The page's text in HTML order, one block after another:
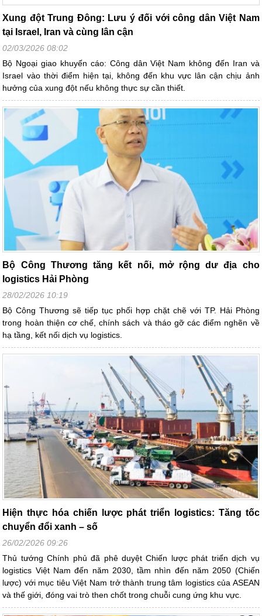
Xung đột Trung Đông: Lưu ý đối với công dân Việt Nam
tại Israel, Iran và cùng lân cận
02/03/2026 08:02
Bộ Ngoại giao khuyến cáo: Công dân Việt Nam không đến Iran và
Israel vào thời điểm hiện tại, không đến khu vực lân cận chịu ảnh
hưởng của xung đột nếu không thực sự cần thiết.
Bộ Công Thương tăng kết nối, mở rộng dư địa cho
logistics Hải Phòng
28/02/2026 10:19
Bộ Công Thương sẽ tiếp tục phối hợp chặt chẽ với TP. Hải Phòng
trong hoàn thiện cơ chế, chính sách và tháo gỡ các điểm nghẽn về
hạ tầng, kết nối dịch vụ logistics.
Hiện thực hóa chiến lược phát triển logistics: Tăng tốc
chuyển đổi xanh – số
26/02/2026 09:26
Thủ tướng Chính phủ đã phê duyệt Chiến lược phát triển dịch vụ
logistics Việt Nam đến năm 2030, tầm nhìn đến năm 2050 (Chiến
lược) với mục tiêu Việt Nam trở thành trung tâm logistics của ASEAN
và thế giới, đóng vai trò then chốt trong chuỗi cung ứng khu vực.